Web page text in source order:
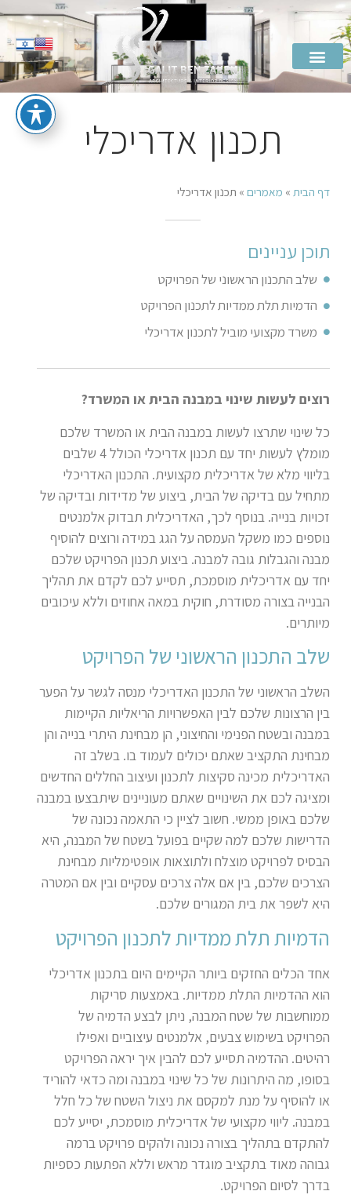
תכנון אדריכלי
דף הבית » מאמרים» תכנון אדריכלי
תוכן עניינים
שלב התכנון הראשוני של הפרויקט
הדמיות תלת ממדיות לתכנון הפרויקט
משרד מקצועי מוביל לתכנון אדריכלי
רוצים לעשות שינוי במבנה הבית או המשרד?
כל שינוי שתרצו לעשות במבנה הבית או המשרד שלכם
מומלץ לעשות יחד עם תכנון אדריכלי הכולל 4 שלבים
בליווי מלא של אדריכלית מקצועית. התכנון האדריכלי
מתחיל עם בדיקה של הבית, ביצוע של מדידות ובדיקה של
זכויות בנייה. בנוסף לכך, האדריכלית תבדוק אלמנטים
נוספים כמו משקל העמסה על הגג במידה ורוצים להוסיף
מבנה והגבלות גובה למבנה. ביצוע תכנון הפרויקט שלכם
יחד עם אדריכלית מוסמכת, תסייע לכם לקדם את תהליך
הבנייה בצורה מסודרת, חוקית במאה אחוזים וללא עיכובים
מיותרים.
שלב התכנון הראשוני של הפרויקט
השלב הראשוני של התכנון האדריכלי מנסה לגשר על הפער
בין הרצונות שלכם לבין האפשרויות הריאליות הקיימות
במבנה ובשטח הפנימי והחיצוני, הן מבחינת היתרי בנייה והן
מבחינת התקציב שאתם יכולים לעמוד בו. בשלב זה
האדריכלית מכינה סקיצות לתכנון ועיצוב החללים החדשים
ומציגה לכם את השינויים שאתם מעוניינים שיתבצעו במבנה
שלכם באופן ממשי. חשוב לציין כי התאמה נכונה של
הדרישות שלכם למה שקיים בפועל בשטח של המבנה, היא
הבסיס לפרויקט מוצלח ולתוצאות אופטימליות מבחינת
הצרכים שלכם, בין אם אלה צרכים עסקיים ובין אם המטרה
היא לשפר את בית המגורים שלכם.
הדמיות תלת ממדיות לתכנון הפרויקט
אחד הכלים החזקים ביותר הקיימים היום בתכנון אדריכלי
הוא ההדמיות התלת ממדיות. באמצעות סריקות
ממוחשבות של שטח המבנה, ניתן לבצע הדמיה של
הפרויקט בשימוש צבעים, אלמנטים עיצוביים ואפילו
רהיטים. ההדמיה תסייע לכם להבין איך יראה הפרויקט
בסופו, מה היתרונות של כל שינוי במבנה ומה כדאי להוריד
או להוסיף על מנת למקסם את ניצול השטח של כל חלל
במבנה. ליווי מקצועי של אדריכלית מוסמכת, יסייע לכם
להתקדם בתהליך בצורה נכונה ולהקים פרויקט ברמה
גבוהה מאוד בתקציב מוגדר מראש וללא הפתעות כספיות
בדרך לסיום הפרויקט.